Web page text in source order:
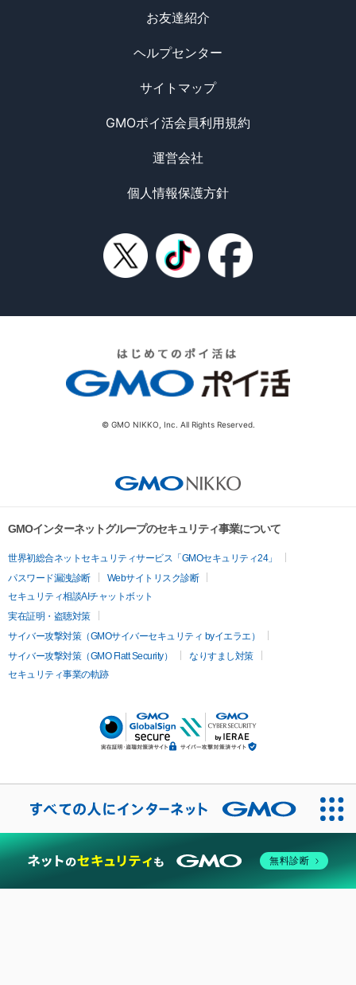
お友達紹介
ヘルプセンター
サイトマップ
GMOポイ活会員利用規約
運営会社
個人情報保護方針
© GMO NIKKO, Inc. All Rights Reserved.
GMOインターネットグループのセキュリティ事業について
世界初総合ネットセキュリティサービス「GMOセキュリティ24」
パスワード漏洩診断
Webサイトリスク診断
セキュリティ相談AIチャットボット
実在証明・盗聴対策
サイバー攻撃対策（GMOサイバーセキュリティ byイエラエ）
サイバー攻撃対策（GMO Flatt Security）
なりすまし対策
セキュリティ事業の軌跡
無料診断